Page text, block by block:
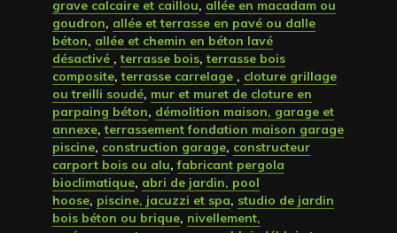
grave calcaire et caillou, allée en macadam ou
goudron, allée et terrasse en pavé ou dalle
béton, allée et chemin en béton lavé
désactivé ,terrasse bois,terrasse bois
composite,terrasse carrelage , cloture grillage
ou treilli soudé, mur et muret de cloture en
parpaing béton, démolition maison, garage et
annexe,terrassement fondation maison garage
piscine, construction garage, constructeur
carport bois ou alu,fabricant pergola
bioclimatique, abri de jardin, pool
hoose, piscine, jacuzzi et spa, studio de jardin
bois béton ou brique, nivellement,